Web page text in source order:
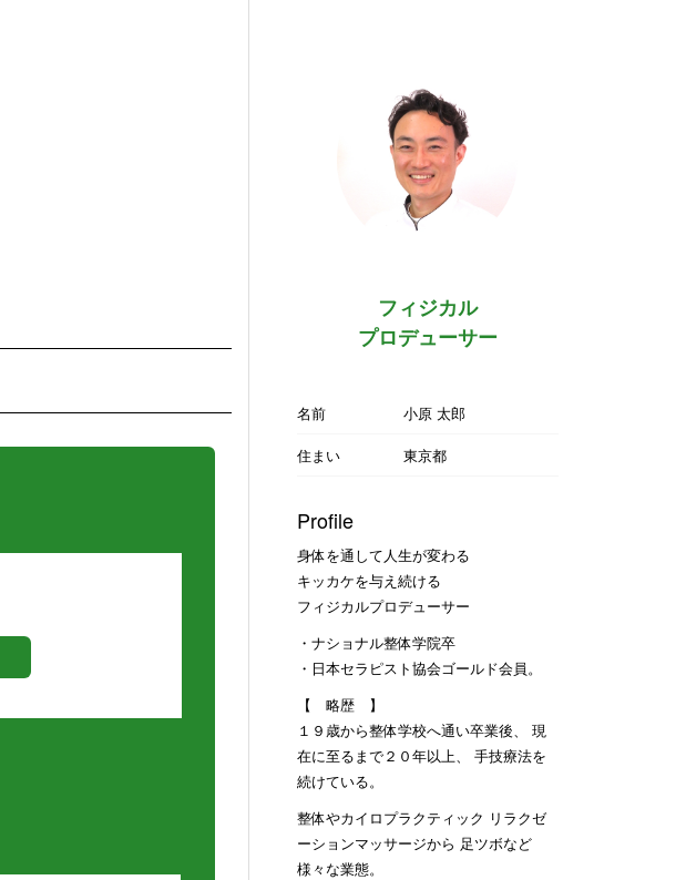
フィジカル
プロデューサー
名前
小原 太郎
住まい
東京都
Profile
身体を通して人生が変わる
キッカケを与え続ける
フィジカルプロデューサー
・ナショナル整体学院卒
・日本セラピスト協会ゴールド会員。
【 略歴 】
１９歳から整体学校へ通い卒業後、 現
在に至るまで２０年以上、 手技療法を
続けている。
整体やカイロプラクティック リラクゼ
ーションマッサージから 足ツボなど
様々な業態。